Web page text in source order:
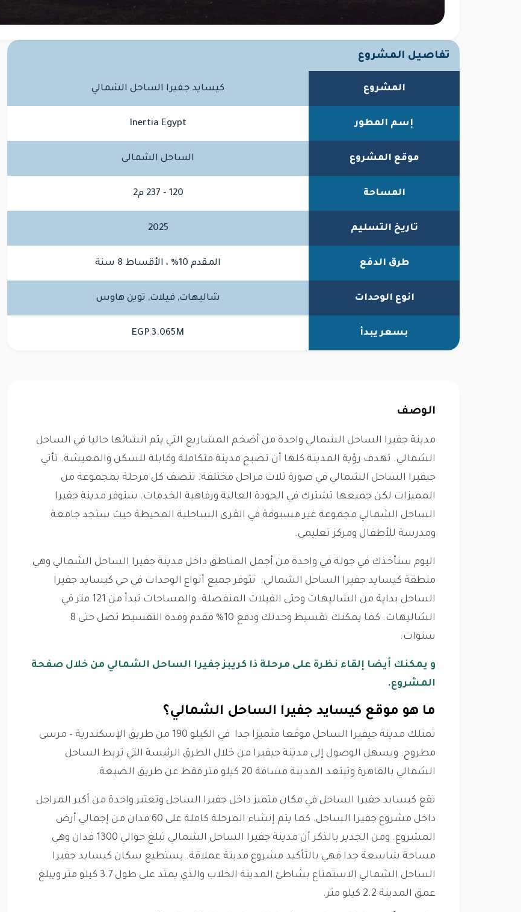
تفاصيل المشروع
المشروع كيسايد جفيرا الساحل الشمالي
إسم المطور Inertia Egypt
موقع المشروع الساحل الشمالى
المساحة 120 - 237 م2
تاريخ التسليم 2025
طرق الدفع المقدم 10% ، الأقساط 8 سنة
انوع الوحدات شاليهات, فيلات, توين هاوس
بسعر يبدأ EGP 3.065M
الوصف
مدينة جفيرا الساحل الشمالي واحدة من أضخم المشاريع التي يتم انشائها حاليا في الساحل
الشمالي. تهدف رؤية المدينة كلها أن تصبح مدينة متكاملة وقابلة للسكن والمعيشة. تأتي
جيفيرا الساحل الشمالي في صورة ثلاث مراحل مختلفة. تتصف كل مرحلة بمجموعة من
المميزات لكن جميعها تشترك في الجودة العالية ورفاهية الخدمات. ستوفر مدينة جفيرا
الساحل الشمالي مجموعة غير مسبوقة في القرى الساحلية المحيطة حيث ستجد جامعة
ومدرسة للأطفال ومركز تعليمي.
اليوم سنأخذك في جولة في واحدة من أجمل المناطق داخل مدينة جفيرا الساحل الشمالي وهي
منطقة كيسايد جفيرا الساحل الشمالي. تتوفر جميع أنواع الوحدات في حي كيسايد جفيرا
الساحل بداية من الشاليهات وحتى الفيلات المنفصلة. والمساحات تبدأ من 121 متر في
الشاليهات. كما يمكنك تقسيط وحدتك ودفع 10% مقدم ومدة التقسيط تصل حتى 8
سنوات.
و يمكنك أيضا إلقاء نظرة على مرحلة ذا كريبز جفيرا الساحل الشمالي من خلال صفحة
المشروع.
ما هو موقع كيسايد جفيرا الساحل الشمالي؟
تمتلك مدينة جيفيرا الساحل موقعا متميزا جدا في الكيلو 190 من طريق الإسكندرية – مرسى
مطروح. ويسهل الوصول إلى مدينة جيفيرا من خلال الطرق الرئيسة التي تربط الساحل
الشمالي بالقاهرة وتبتعد المدينة مسافة 20 كيلو متر فقط عن طريق الضبعة.
تقع كيسايد جفيرا الساحل في مكان متميز داخل جفيرا الساحل وتعتبر واحدة من أكبر المراحل
داخل مشروع جفيرا الساحل. كما يتم إنشاء المرحلة كاملة على 60 فدان من إجمالي أرض
المشروع. ومن الجدير بالذكر أن مدينة جفيرا الساحل الشمالي تبلغ حوالي 1300 فدان وهي
مساحة شاسعة جدا فهي بالتأكيد مشروع مدينة عملاقة. يستطيع سكان كيسايد جفيرا
الساحل الشمالي الاستمتاع بشاطئ المدينة الخلاب والذي يمتد على طول 3.7 كيلو متر ويبلغ
عمق المدينة 2.2 كيلو متر.